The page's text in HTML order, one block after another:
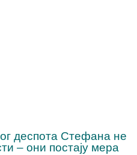
деспота Стефана не
– они постају мера